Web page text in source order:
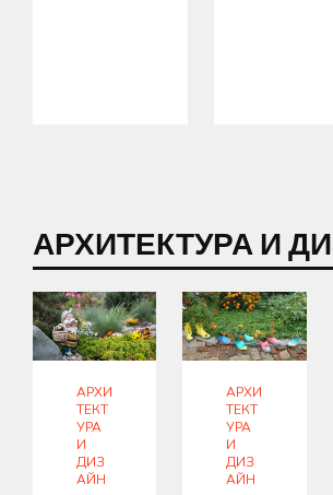
АРХИТЕКТУРА И
АРХИ
ТЕКТ
УРА
И
ДИЗ
АЙН
АРХИ
ТЕКТ
УРА
И
ДИЗ
АЙН